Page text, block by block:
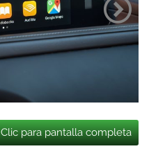
Clic para pantalla completa